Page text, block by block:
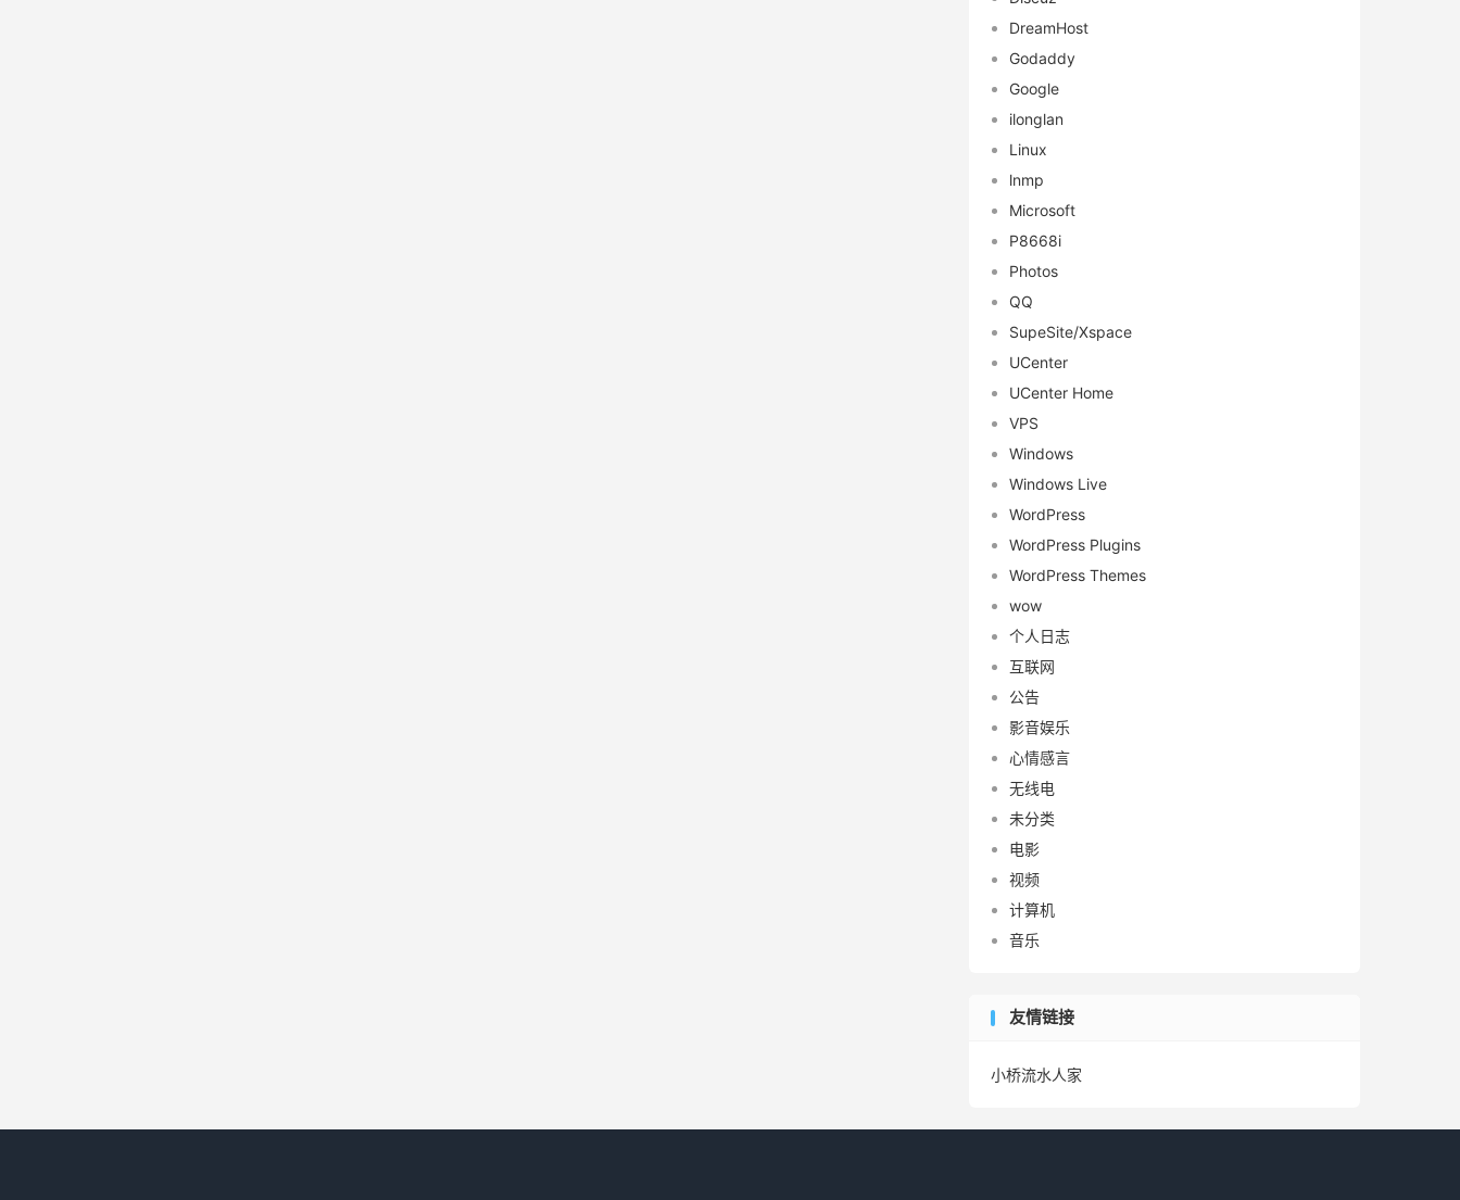
DreamHost
Godaddy
Google
ilonglan
Linux
lnmp
Microsoft
P8668i
Photos
QQ
SupeSite/Xspace
UCenter
UCenter Home
VPS
Windows
Windows Live
WordPress
WordPress Plugins
WordPress Themes
wow
个人日志
互联网
公告
影音娱乐
心情感言
无线电
未分类
电影
视频
计算机
音乐
友情链接
小桥流水人家